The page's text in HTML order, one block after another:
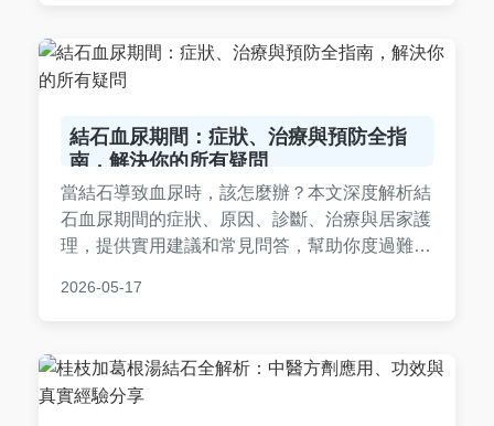
結石血尿期間：症狀、治療與預防全指
南，解決你的所有疑問
當結石導致血尿時，該怎麼辦？本文深度解析結
石血尿期間的症狀、原因、診斷、治療與居家護
理，提供實用建議和常見問答，幫助你度過難
題，讓你安心面對泌尿系統健康。
2026-05-17